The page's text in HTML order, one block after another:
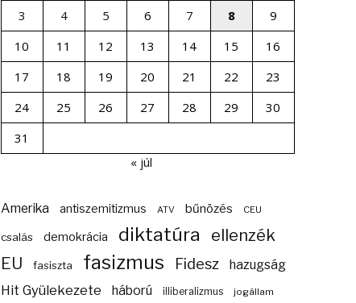
3
4 5 6 7 8
9
10
11 12 13 14 15
16
17
18 19 20 21 22
23
24
25 26 27 28 29
30
31
« júl
Amerika antiszemitizmus ATV bűnözés CEU
csalás demokrácia diktatúra ellenzék
EU fasiszta fasizmus Fidesz hazugság
Hit Gyülekezete háború illiberalizmus jogállam